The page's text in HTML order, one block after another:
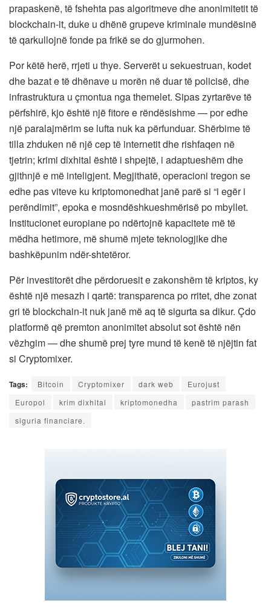
prapaskenë, të fshehta pas algoritmeve dhe anonimitetit të
blockchain-it, duke u dhënë grupeve kriminale mundësinë
të qarkullojnë fonde pa frikë se do gjurmohen.
Por këtë herë, rrjeti u thye. Serverët u sekuestruan, kodet
dhe bazat e të dhënave u morën në duar të policisë, dhe
infrastruktura u çmontua nga themelet. Sipas zyrtarëve të
përfshirë, kjo është një fitore e rëndësishme — por edhe
një paralajmërim se lufta nuk ka përfunduar. Shërbime të
tilla zhduken në një cep të internetit dhe rishfaqen në
tjetrin; krimi dixhital është i shpejtë, i adaptueshëm dhe
gjithnjë e më inteligjent. Megjithatë, operacioni tregon se
edhe pas viteve ku kriptomonedhat janë parë si “i egër i
perëndimit”, epoka e mosndëshkueshmërisë po mbyllet.
Institucionet europiane po ndërtojnë kapacitete më të
mëdha hetimore, më shumë mjete teknologjike dhe
bashkëpunim ndër-shtetëror.
Për investitorët dhe përdoruesit e zakonshëm të kriptos, ky
është një mesazh i qartë: transparenca po rritet, dhe zonat
gri të blockchain-it nuk janë më aq të sigurta sa dikur. Çdo
platformë që premton anonimitet absolut sot është nën
vëzhgim — dhe shumë prej tyre mund të kenë të njëjtin fat
si Cryptomixer.
Tags: Bitcoin Cryptomixer dark web
Eurojust
Europol
krim dixhital kriptomonedha
pastrim parash
siguria financiare.